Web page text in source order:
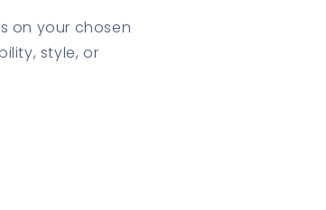
on your chosen
style, or